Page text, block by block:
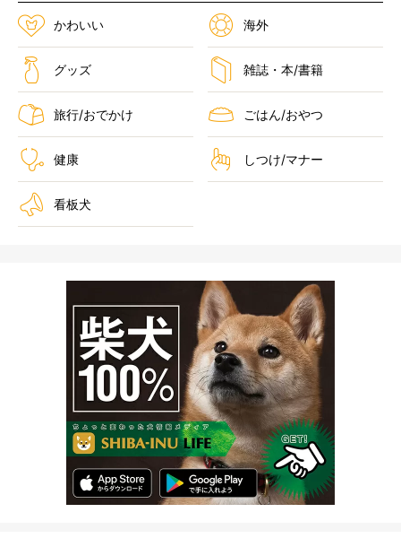
かわいい 海外
グッズ 雑誌・本/書籍
旅行/おでかけ ごはん/おやつ
健康 しつけ/マナー
看板犬